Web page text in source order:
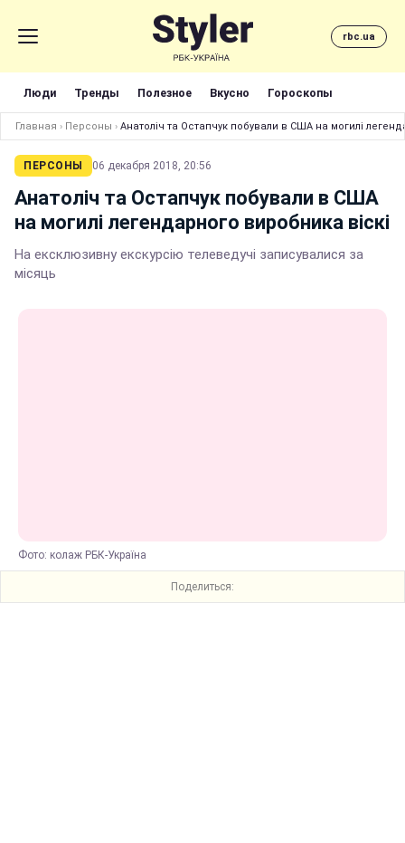
rbc.ua
Люди Тренды Полезное Вкусно Гороскопы
Главная › Персоны › Анатоліч та Остапчук побували в США на могилі
ПЕРСОНЫ 06 декабря 2018, 20:56
Анатоліч та Остапчук побували в США
на могилі легендарного виробника віскі
На ексклюзивну екскурсію телеведучі записувалися за
місяць
Фото: колаж РБК-Україна
Поделиться: